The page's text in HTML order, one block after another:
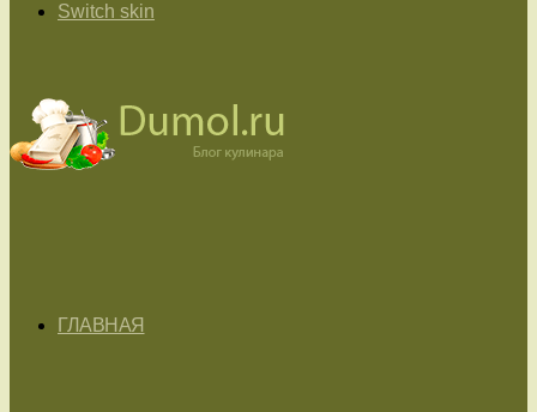
Switch skin
ГЛАВНАЯ